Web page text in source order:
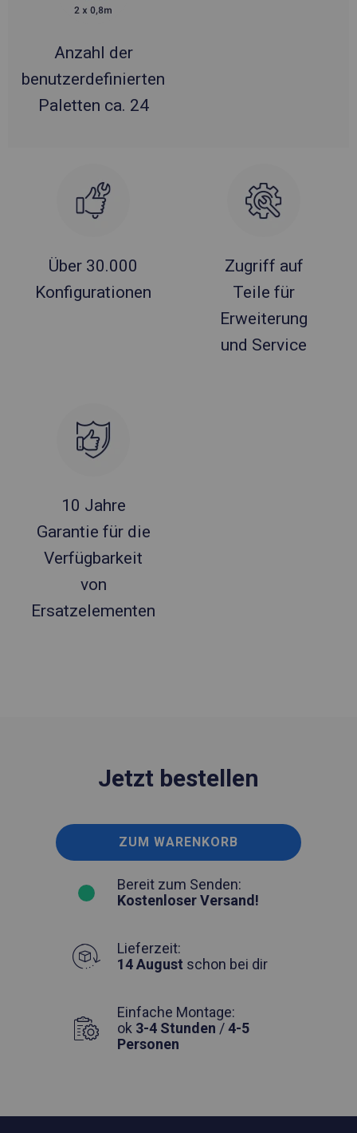
Anzahl der
benutzerdefinierten
Paletten ca. 24
Über 30.000
Konfigurationen
Zugriff auf
Teile für
Erweiterung
und Service
10 Jahre
Garantie für die
Verfügbarkeit
von
Ersatzelementen
Jetzt bestellen
ZUM WARENKORB
Bereit zum Senden:
Kostenloser Versand!
Lieferzeit:
14 August schon bei dir
Einfache Montage:
ok 3-4 Stunden /4-5
Personen